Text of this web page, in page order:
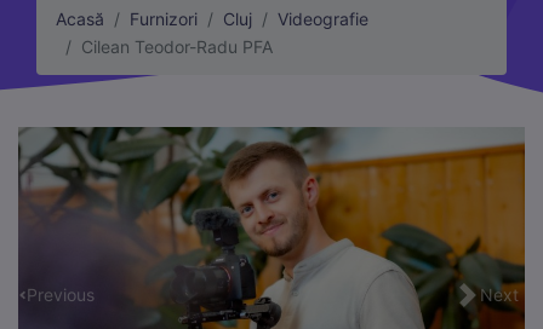
Acasă Furnizori Cluj
Videografie
Cilean Teodor-Radu PFA
Previous Next